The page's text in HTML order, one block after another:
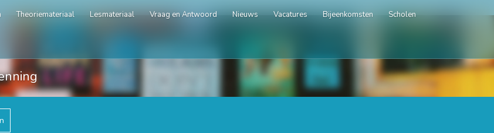
Theoriemateriaal Lesmateriaal Vraag en Antwoord Nieuws Vacatures Bijeenkomsten Scholen